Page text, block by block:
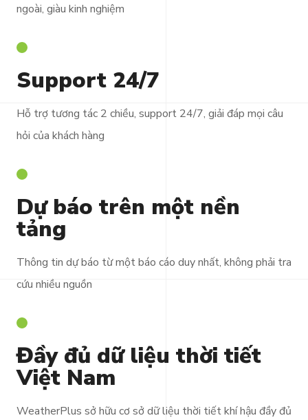
ngoài, giàu kinh nghiệm
Support 24/7
Hỗ trợ tương tác 2 chiều, support 24/7, giải đáp mọi câu
hỏi của khách hàng
Dự báo trên một nền
tảng
Thông tin dự báo từ một báo cáo duy nhất, không phải tra
cứu nhiều nguồn
Đầy đủ dữ liệu thời tiết
Việt Nam
WeatherPlus sở hữu cơ sở dữ liệu thời tiết khí hậu đầy đủ